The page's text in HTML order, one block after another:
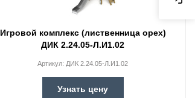
Игровой комплекс (лиственница орех)
ДИК 2.24.05-Л.И1.02
Артикул: ДИК 2.24.05-Л.И1.02
Узнать цену